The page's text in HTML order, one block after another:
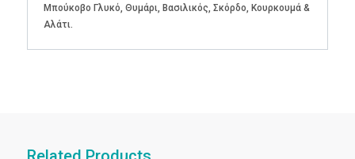
Μπούκοβο Γλυκό, Θυμάρι, Βασιλικός, Σκόρδο, Κουρκουμά &
Αλάτι.